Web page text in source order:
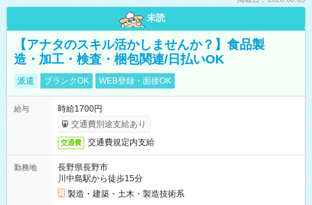
未読
【アナタのスキル活かしませんか？】食品製
造・加工・検査・梱包関連/日払いOK
派遣 ブランクOK WEB登録・面接OK
給与
時給1700円
交通費別途支給あり
交通費 交通費規定内支給
勤務地
長野県長野市
川中島駅から徒歩15分
製造・建築・土木・製造技術系